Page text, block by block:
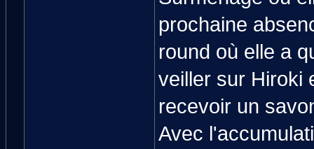
prochaine
round où elle a
veiller sur Hiroki
recevoir un
Avec